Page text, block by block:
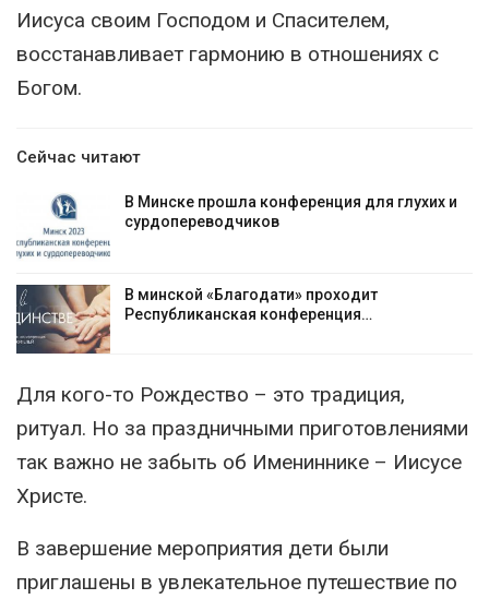
Иисуса своим Господом и Спасителем,
восстанавливает гармонию в отношениях с
Богом.
Сейчас читают
В Минске прошла конференция для глухих и
сурдопереводчиков
В минской «Благодати» проходит
Республиканская конференция…
Для кого-то Рождество – это традиция,
ритуал. Но за праздничными приготовлениями
так важно не забыть об Имениннике – Иисусе
Христе.
В завершение мероприятия дети были
приглашены в увлекательное путешествие по